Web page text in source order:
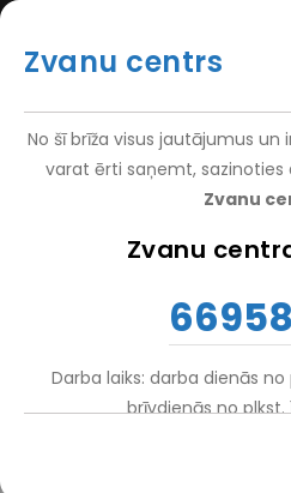
Перейти
основному
MENU
VAKANCES
DARBINIEKIEM
Atsauksme
Atskaņot tekstu Viegli lasīt
Paldies par
Zvanu centrs
No šī brīža visus jautājumus
varat ērti saņemt, sazinoties
Zvanu
Zvanu
Darba laiks: darba dienās no
brīvdienās no plkst.